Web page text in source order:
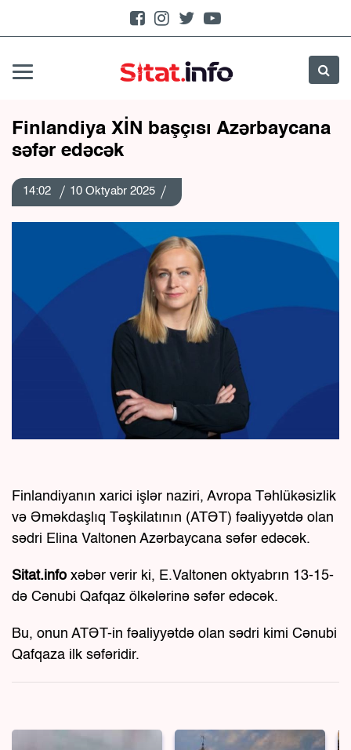
Finlandiya XİN başçısı Azərbaycana
səfər edəcək
14:02 10 Oktyabr 2025
Finlandiyanın xarici işlər naziri, Avropa Təhlükəsizlik
və Əməkdaşlıq Təşkilatının (ATƏT) fəaliyyətdə olan
sədri Elina Valtonen Azərbaycana səfər edəcək.
Sitat.info xəbər verir ki, E.Valtonen oktyabrın 13-15-
də Cənubi Qafqaz ölkələrinə səfər edəcək.
Bu, onun ATƏT-in fəaliyyətdə olan sədri kimi Cənubi
Qafqaza ilk səfəridir.